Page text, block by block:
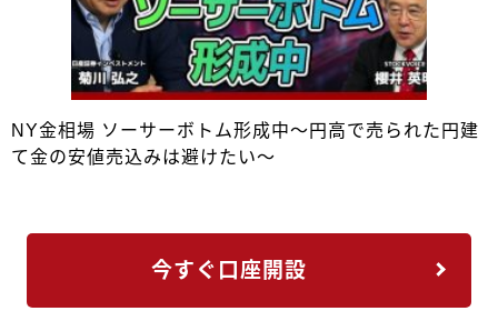
NY金相場 ソーサーボトム形成中～円高で売られた円建
て金の安値売込みは避けたい～
今すぐ口座開設